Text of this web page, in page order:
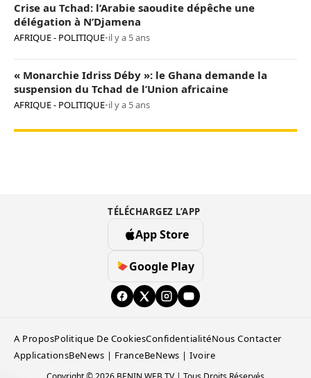
Crise au Tchad: l’Arabie saoudite dépêche une
délégation à N’Djamena
AFRIQUE - POLITIQUE•il y a 5 ans
« Monarchie Idriss Déby »: le Ghana demande la
suspension du Tchad de l’Union africaine
AFRIQUE - POLITIQUE•il y a 5 ans
TÉLÉCHARGEZ L’APP
App Store
Google Play
A ProposPolitique De CookiesConfidentialitéNous Contacter
ApplicationsBeNews | FranceBeNews | Ivoire